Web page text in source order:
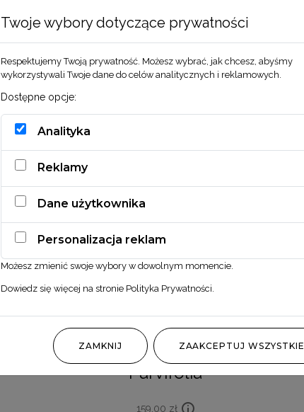
Zobacz również
Parvifolia
159,00 zł
Twoje wybory dotyczące prywatności
Respektujemy Twoją prywatność. Możesz wybrać, jak chcesz, abyśmy
wykorzystywali Twoje dane do celów analitycznych i reklamowych.
Dostępne opcje:
Analityka
Reklamy
Dane użytkownika
Personalizacja reklam
Możesz zmienić swoje wybory w dowolnym momencie.
Dowiedz się więcej na stronie Polityka Prywatności
ZAMKNIJ ZAAKCEPTUJ WSZYSTKIE